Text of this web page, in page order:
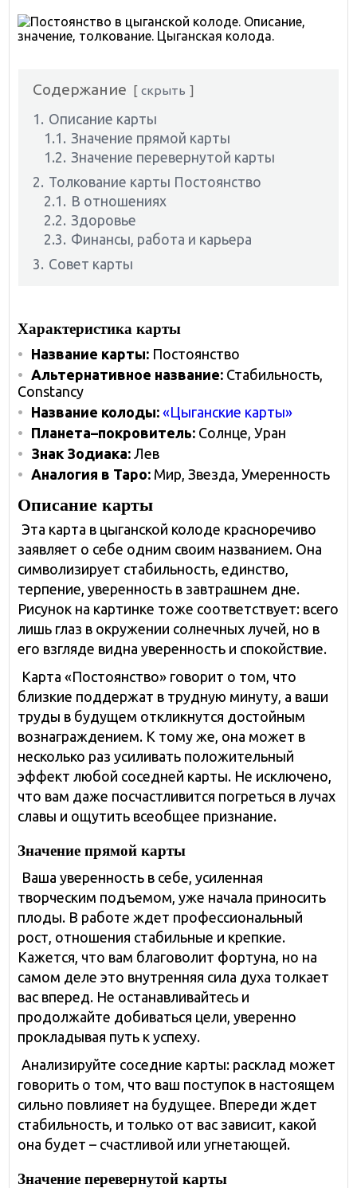
Содержание скрыть
1. Описание карты
1.1. Значение прямой карты
1.2. Значение перевернутой карты
2. Толкование карты Постоянство
2.1. В отношениях
2.2. Здоровье
2.3. Финансы, работа и карьера
3. Совет карты
Характеристика карты
Название карты: Постоянство
Альтернативное название: Стабильность,
Constancy
Название колоды:«Цыганские карты»
Планета–покровитель: Солнце, Уран
Знак Зодиака:Лев
Аналогия в Таро: Мир, Звезда, Умеренность
Описание карты
Эта карта в цыганской колоде красноречиво
заявляет о себе одним своим названием. Она
символизирует стабильность, единство,
терпение, уверенность в завтрашнем дне.
Рисунок на картинке тоже соответствует: всего
лишь глаз в окружении солнечных лучей, но в
его взгляде видна уверенность и спокойствие.
Карта «Постоянство» говорит о том, что
близкие поддержат в трудную минуту, а ваши
труды в будущем откликнутся достойным
вознаграждением. К тому же, она может в
несколько раз усиливать положительный
эффект любой соседней карты. Не исключено,
что вам даже посчастливится погреться в лучах
славы и ощутить всеобщее признание.
Значение прямой карты
Ваша уверенность в себе, усиленная
творческим подъемом, уже начала приносить
плоды. В работе ждет профессиональный
рост, отношения стабильные и крепкие.
Кажется, что вам благоволит фортуна, но на
самом деле это внутренняя сила духа толкает
вас вперед. Не останавливайтесь и
продолжайте добиваться цели, уверенно
прокладывая путь к успеху.
Анализируйте соседние карты: расклад может
говорить о том, что ваш поступок в настоящем
сильно повлияет на будущее. Впереди ждет
стабильность, и только от вас зависит, какой
она будет – счастливой или угнетающей.
Значение перевернутой карты